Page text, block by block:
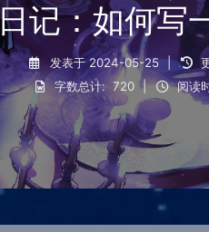
记：如何写
发表于 2024-05-25 |
字数总计: 720 | 阅读